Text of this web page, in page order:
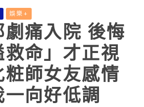
娛樂+
劇痛入院 後悔
救命」才正視
粧師女友感情
向好低調